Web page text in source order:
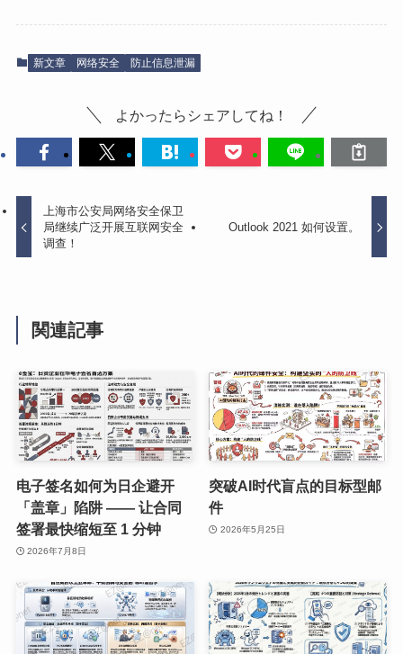
新文章 网络安全 防止信息泄漏
よかったらシェアしてね！
上海市公安局网络安全保卫
局继续广泛开展互联网安全
调查！
Outlook 2021 如何设置。
関連記事
电子签名如何为日企避开
「盖章」陷阱 —— 让合同
签署最快缩短至 1 分钟
2026年7月8日
突破AI时代盲点的目标型邮
件
2026年5月25日